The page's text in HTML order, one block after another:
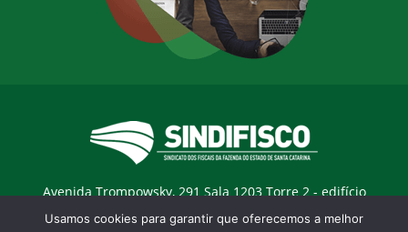
Avenida Trompowsky, 291 Sala 1203 Torre 2 - edifício
Trompowsky Corporate - Centro - Florianopólis / SC - CEP:
88015-300 |E-mail:sindifisco@sindifisco.org.br
Usamos cookies para garantir que oferecemos a melhor